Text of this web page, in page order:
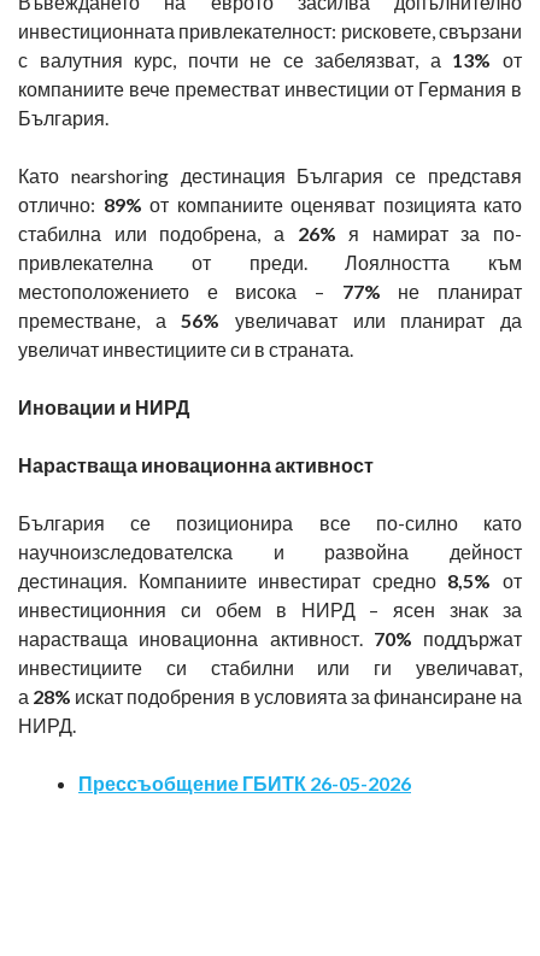
инвестиционната привлекателност: рисковете, свързани
с валутния курс, почти не се забелязват, а 13% от
компаниите вече преместват инвестиции от Германия в
България.
Като nearshoring дестинация България се представя
отлично: 89% от компаниите оценяват позицията като
стабилна или подобрена, а 26% я намират за по-
привлекателна от преди. Лоялността към
местоположението е висока – 77% не планират
преместване, а 56% увеличават или планират да
увеличат инвестициите си в страната.
Иновации и НИРД
Нарастваща иновационна активност
България се позиционира все по-силно като
научноизследователска и развойна дейност
дестинация. Компаниите инвестират средно 8,5% от
инвестиционния си обем в НИРД – ясен знак за
нарастваща иновационна активност. 70% поддържат
инвестициите си стабилни или ги увеличават,
а 28% искат подобрения в условията за финансиране на
НИРД.
Прессъобщение ГБИТК 26-05-2026